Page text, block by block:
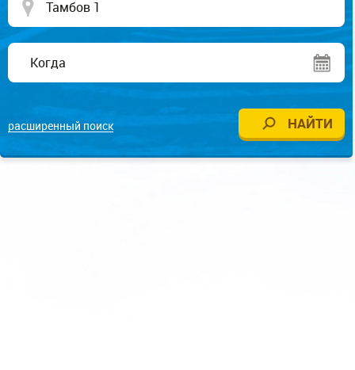
расширенный поиск